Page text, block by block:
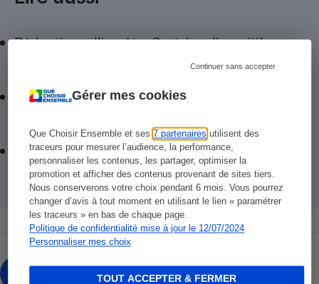
Gérer mes cookies
Que Choisir Ensemble et ses7 partenaires utilisent des
traceurs pour mesurer l’audience, la performance,
personnaliser les contenus, les partager, optimiser la
promotion et afficher des contenus provenant de sites tiers.
Nous conserverons votre choix pendant 6 mois. Vous pourrez
changer d’avis à tout moment en utilisant le lien « paramétrer
les traceurs » en bas de chaque page.
Politique de confidentialité mise à jour le 12/07/2024
Personnaliser mes choix
Continuer sans accepter
TOUT ACCEPTER & FERMER
Réductions d’impôt - Certains dispositifs
jouent les prolongations en 2024
Impôts 2024 - Quels revenus de 2023 seront
Perte d'autonomie - Avez-vous encore droit
au crédit d’impôt d'adaptation du logement ?
Olivier Puren